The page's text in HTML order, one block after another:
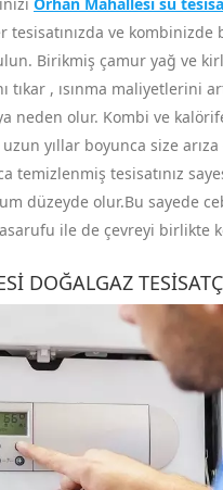
ve kombinizde
Birikmiş çamur yağ ve
tıkar , ısınma maliyetlerini
neden olur. Kombi ve
uzun yıllar boyunca size
temizlenmiş tesisatınız
düzeyde olur.Bu sayede
ile de çevreyi birlikte
DOĞALGAZ